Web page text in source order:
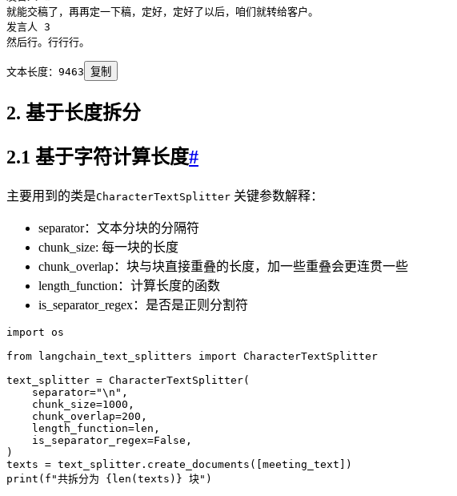
就能交稿了，再再定一下稿，定好，定好了以后，咱们就转给客户。
发言人 3
然后行。行行行。
文本长度： 9463 复制
2. 基于长度拆分
2.1 基于字符计算长度#
主要用到的类是CharacterTextSplitter 关键参数解释：
separator：文本分块的分隔符
chunk_size: 每一块的长度
chunk_overlap：块与块直接重叠的长度，加一些重叠会更连贯一些
length_function：计算长度的函数
is_separator_regex：是否是正则分割符
import os
from langchain_text_splitters import CharacterTextSplitter
text_splitter = CharacterTextSplitter(
    separator
="\n " ,
    chunk_size
=1000 ,
    chunk_overlap
=200 ,
    length_function
=len ,
    is_separator_regex
=False ,
)
texts = text_splitter . create_documents ( meeting_text
)
print ( f "共拆分为 { len ( texts ) } 块" )